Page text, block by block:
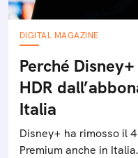
DIGITAL MAGAZINE
Perché
HDR
Italia
Disney+ ha rimosso il
Premium anche in